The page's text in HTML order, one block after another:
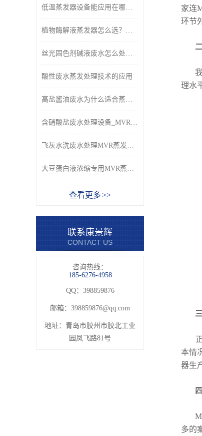
家连
环节
二
我
理水
正
本情
器生
多的
低温蒸发器设备能应用在哪些行业？
植物酶解液蒸发器怎么选？康景辉低温浓缩工艺与设备解析
丝光固色剂碱液废水怎么处理好？
酸性废水蒸发处理技术的应用
高盐酱油废水为什么适合蒸发法？
含硝酸盐废水处理设备_MVR蒸发结晶回收
飞灰水洗废水处理MVR蒸发分盐系统_康景辉
大豆蛋白液浓缩专用MVR蒸发器_青岛康景辉厂家
查看更多 >>
联系康景辉
CONTACT US
咨询热线：
185-6276-4958
QQ：398859876
邮箱： 398859876@qq.com
地址：青岛市胶州市胶北工业
园凤飞路81号